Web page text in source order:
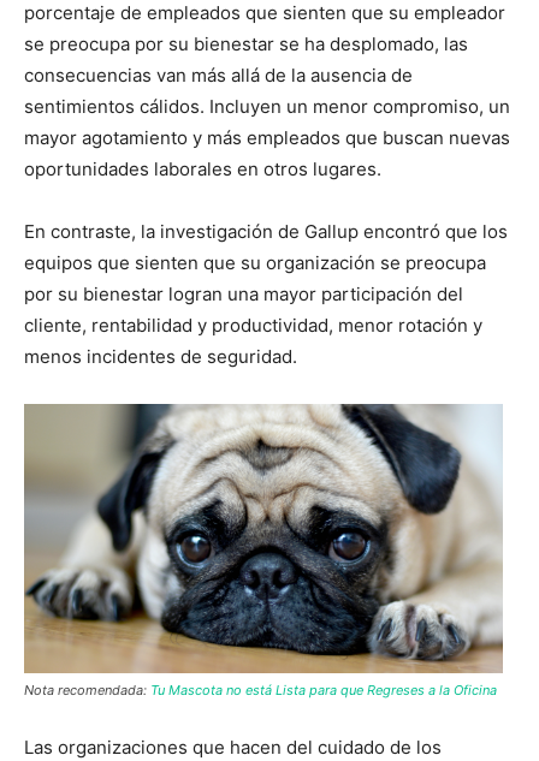
porcentaje de empleados que sienten que su empleador
se preocupa por su bienestar se ha desplomado, las
consecuencias van más allá de la ausencia de
sentimientos cálidos. Incluyen un menor compromiso, un
mayor agotamiento y más empleados que buscan nuevas
oportunidades laborales en otros lugares.
En contraste, la investigación de Gallup encontró que los
equipos que sienten que su organización se preocupa
por su bienestar logran una mayor participación del
cliente, rentabilidad y productividad, menor rotación y
menos incidentes de seguridad.
Nota recomendada: Tu Mascota no está Lista para que Regreses a la Oficina
Las organizaciones que hacen del cuidado de los